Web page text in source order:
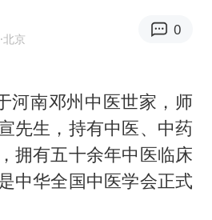
新疆生产建设兵团生态环境局原局长被查
5万元以下微型代步车集体遇冷
大疆错失宇树
费大厨口号更改 不再宣传小炒肉大王
周星驰妈妈现身香港首映礼
·北京
0
河南邓州中医世家，师
先生，持有中医、中药
拥有五十余年中医临床
中华全国中医学会正式